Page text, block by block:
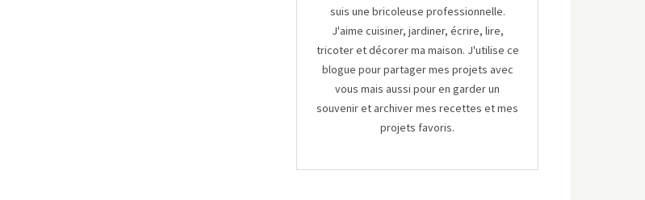
suis une bricoleuse professionnelle.
J'aime cuisiner, jardiner, écrire, lire,
tricoter et décorer ma maison. J'utilise ce
blogue pour partager mes projets avec
vous mais aussi pour en garder un
souvenir et archiver mes recettes et mes
projets favoris.